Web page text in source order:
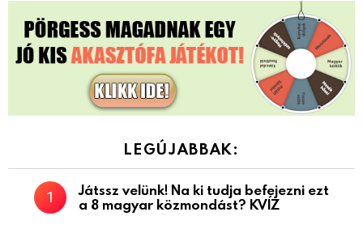
LEGÚJABBAK:
Játssz velünk! Na ki tudja befejezni ezt
a 8 magyar közmondást? KVÍZ